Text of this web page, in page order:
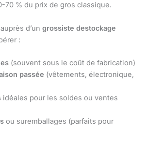
70 % du prix de gros classique.
d’un grossiste destockage
:
(souvent sous le coût de fabrication)
passée (vêtements, électronique,
idéales pour les soldes ou ventes
ou suremballages (parfaits pour